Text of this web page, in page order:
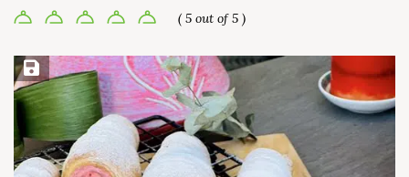
( 5 out of 5 )
Save Recipe